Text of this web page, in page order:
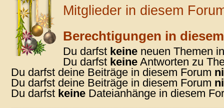
Mitglieder in diesem
Berechtigungen in
Du darfst keine neuen Themen
Du darfst keine Antworten zu
Du darfst deine Beiträge in diesem Forum
Du darfst deine Beiträge in diesem Forum
Du darfst keine Dateianhänge in diesem